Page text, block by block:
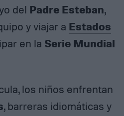
del Padre Esteban,
y viajar a Estados
en la Serie Mundial
los niños enfrentan
, barreras idiomáticas y